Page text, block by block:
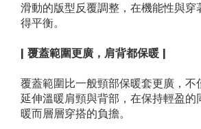
滑動的版型反覆調整，在機能性與穿
得平衡。
| 覆蓋範圍更廣，肩背都保暖 |
覆蓋範圍比一般頸部保暖套更廣，不
延伸溫暖肩頸與背部，在保持輕盈的
暖而層層穿搭的負擔。